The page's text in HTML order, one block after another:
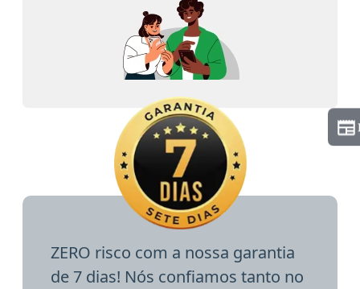
ZERO risco com a nossa garantia
de 7 dias! Nós confiamos tanto no